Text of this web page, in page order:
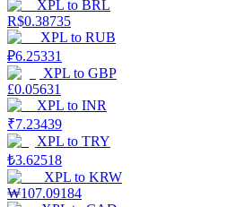
XPL to BRL
R$0.38735
XPL to RUB
₽6.25331
XPL to GBP
£0.05631
XPL to INR
₹7.23439
XPL to TRY
₺3.62518
XPL to KRW
₩107.09184